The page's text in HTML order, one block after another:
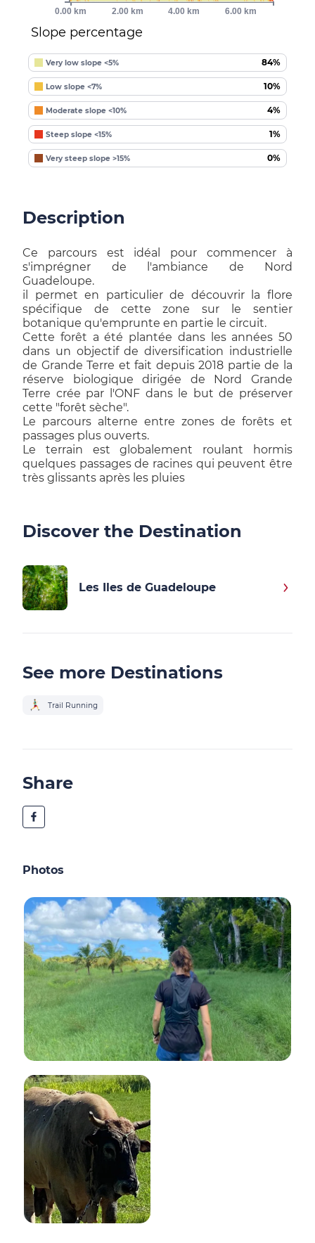
Slope percentage
Very low slope <5% 84%
Low slope <7% 10%
Moderate slope <10% 4%
Steep slope <15% 1%
Very steep slope >15% 0%
0.00 km 2.00 km 4.00 km 6.00 km
Description
Ce parcours est idéal pour commencer à
s'imprégner de l'ambiance de Nord
Guadeloupe.
il permet en particulier de découvrir la flore
spécifique de cette zone sur le sentier
botanique qu'emprunte en partie le circuit.
Cette forêt a été plantée dans les années 50
dans un objectif de diversification industrielle
de Grande Terre et fait depuis 2018 partie de la
réserve biologique dirigée de Nord Grande
Terre crée par l'ONF dans le but de préserver
cette "forêt sèche".
Le parcours alterne entre zones de forêts et
passages plus ouverts.
Le terrain est globalement roulant hormis
quelques passages de racines qui peuvent être
très glissants après les pluies
Discover the Destination
Les Iles de Guadeloupe
See more Destinations
Trail Running
Share
Photos